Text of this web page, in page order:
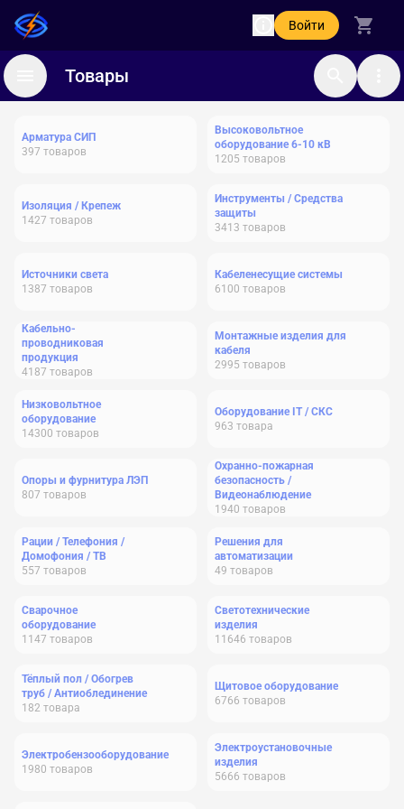
Войти
Товары
Арматура СИП
397 товаров
Высоковольтное
оборудование 6-10 кВ
1205 товаров
Изоляция / Крепеж
1427 товаров
Инструменты / Средства
защиты
3413 товаров
Источники света
1387 товаров
Кабеленесущие системы
6100 товаров
Кабельно-
проводниковая
продукция
4187 товаров
Монтажные изделия для
кабеля
2995 товаров
Низковольтное
оборудование
14300 товаров
Оборудование IT / СКС
963 товара
Опоры и фурнитура ЛЭП
807 товаров
Охранно-пожарная
безопасность /
Видеонаблюдение
1940 товаров
Рации / Телефония /
Домофония / ТВ
557 товаров
Решения для
автоматизации
49 товаров
Сварочное
оборудование
1147 товаров
Светотехнические
изделия
11646 товаров
Тёплый пол / Обогрев
труб / Антиоблединение
182 товара
Щитовое оборудование
6766 товаров
Электробензооборудование
1980 товаров
Электроустановочные
изделия
5666 товаров